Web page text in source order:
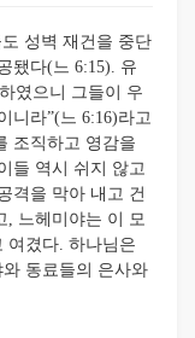
성벽 재건을 중단
됐다(느 6:15). 유
였으니 그들이 우
니라”(느 6:16)라고
조직하고 영감을
들 역시 쉬지 않고
격을 막아 내고 건
, 느헤미야는 이 모
여겼다. 하나님은
동료들의 은사와